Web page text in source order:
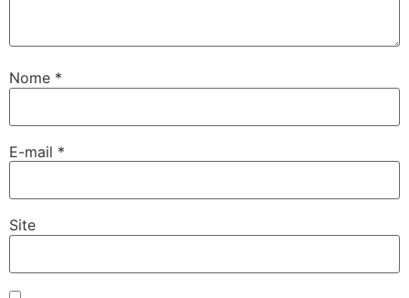
Nome *
E-mail *
Site